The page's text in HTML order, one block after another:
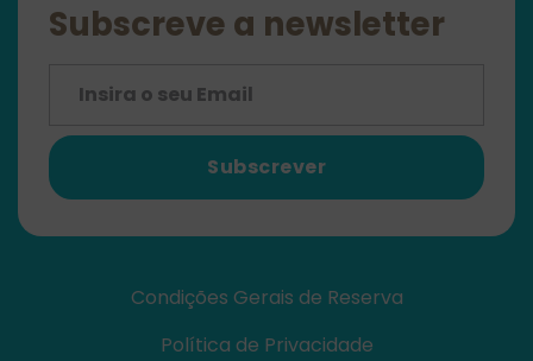
Subscreve a newsletter
Subscrever
Condições Gerais de Reserva
Política de Privacidade